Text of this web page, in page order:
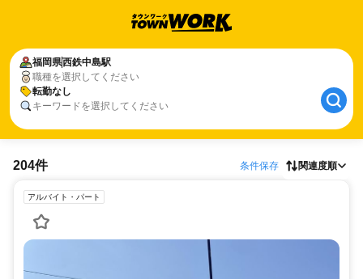
福岡県西鉄中島駅
職種を選択してください
転勤なし
キーワードを選択してください
204件 条件保存 関連度順
アルバイト・パート